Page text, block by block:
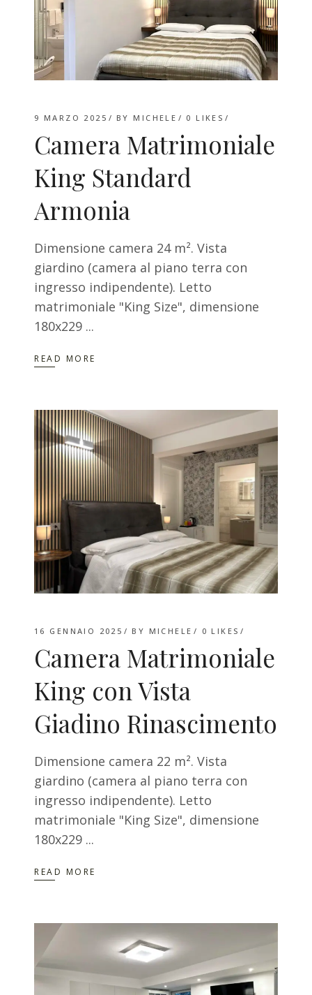
9 MARZO 2025 BYMICHELE 0 LIKES
Camera Matrimoniale
King Standard
Armonia
Dimensione camera 24 m². Vista
giardino (camera al piano terra con
ingresso indipendente). Letto
matrimoniale "King Size", dimensione
180x229
READ MORE
16 GENNAIO 2025 BY MICHELE 0 LIKES
Camera Matrimoniale
King con Vista
Giadino Rinascimento
Dimensione camera 22 m². Vista
giardino (camera al piano terra con
ingresso indipendente). Letto
matrimoniale "King Size", dimensione
180x229
READ MORE